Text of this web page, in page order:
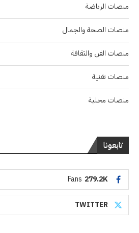
منصات الرياضة
منصات الصحة والجمال
منصات الفن والثقافة
منصات تقنية
منصات محلية
تابعونا
279.2K
Fans
TWITTER